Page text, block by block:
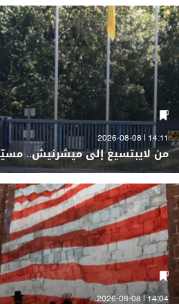
14:11 | 2026-08-08
من لايبتسيغ إلى ميشرنيش..
14:04 | 2026-08-08